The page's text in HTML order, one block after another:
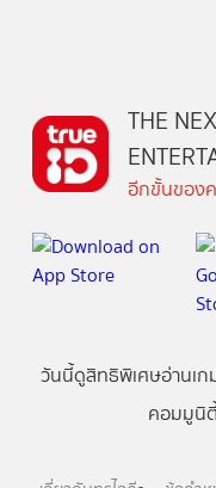
THE
อีกขั้นของ
วันนี้ดูสิทธิพิเศษอ่านเก
คอมมูนิตี้